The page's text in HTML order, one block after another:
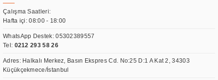
Çalışma Saatleri:
Hafta içi: 08:00 - 18:00
WhatsApp Destek:05302389557
Tel: 0212 293 58 26
Adres: Halkalı Merkez, Basın Ekspres Cd. No:25 D:1 A Kat 2, 34303
Küçükçekmece/İstanbul